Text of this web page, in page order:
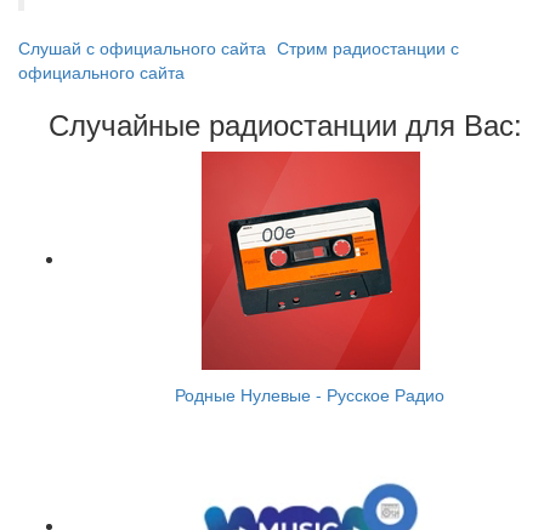
Слушай с официального сайта Стрим радиостанции с
официального сайта
Случайные радиостанции для Вас:
Родные Нулевые - Русское Радио